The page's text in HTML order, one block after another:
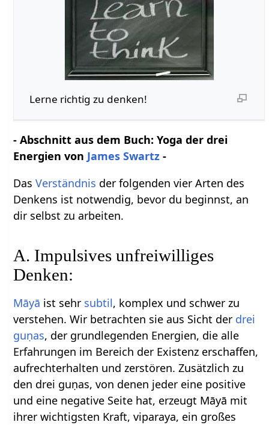
Lerne richtig zu denken!
- Abschnitt aus dem Buch: Yoga der drei
Energien von James Swartz -
DasVerständnis der folgenden vier Arten des
Denkens ist notwendig, bevor du beginnst, an
dir selbst zu arbeiten.
A. Impulsives unfreiwilliges
Denken:
Māyā ist sehr subtil, komplex und schwer zu
verstehen. Wir betrachten sie aus Sicht der drei
guṇas, der grundlegenden Energien, die alle
Erfahrungen im Bereich der Existenz erschaffen,
aufrechterhalten und zerstören. Zusätzlich zu
den drei guṇas, von denen jeder eine positive
und eine negative Seite hat, erzeugt Māyā mit
ihrer wichtigsten Kraft, viparaya, ein großes